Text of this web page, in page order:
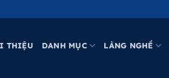
THIỆU DANH MỤC LÀNG NGHỀ